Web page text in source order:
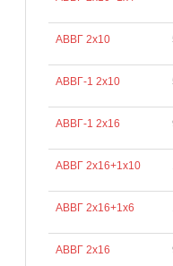
АВВГ 2х10
АВВГ-1 2х10
АВВГ-1 2х16
АВВГ 2х16+1х10
АВВГ 2х16+1х6
АВВГ 2х16